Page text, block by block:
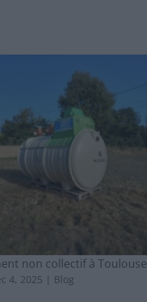
non collectif à Toulouse
4, 2025 | Blog